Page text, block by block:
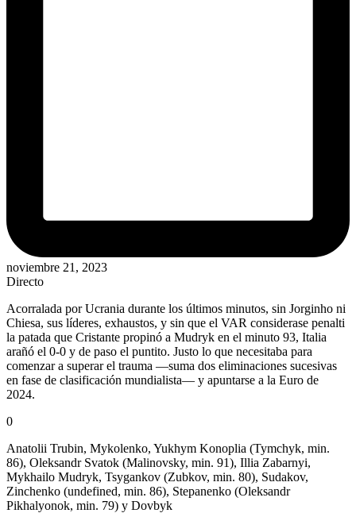
noviembre 21, 2023
Directo
Acorralada por Ucrania durante los últimos minutos, sin Jorginho ni
Chiesa, sus líderes, exhaustos, y sin que el VAR considerase penalti
la patada que Cristante propinó a Mudryk en el minuto 93, Italia
arañó el 0-0 y de paso el puntito. Justo lo que necesitaba para
comenzar a superar el trauma —suma dos eliminaciones sucesivas
en fase de clasificación mundialista— y apuntarse a la Euro de
2024.
0
Anatolii Trubin, Mykolenko, Yukhym Konoplia (Tymchyk, min.
86), Oleksandr Svatok (Malinovsky, min. 91), Illia Zabarnyi,
Mykhailo Mudryk, Tsygankov (Zubkov, min. 80), Sudakov,
Zinchenko (undefined, min. 86), Stepanenko (Oleksandr
Pikhalyonok, min. 79) y Dovbyk